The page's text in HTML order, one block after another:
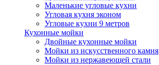
Маленькие угловые кухни
Угловая кухня эконом
Угловые кухни 9 метров
Кухонные мойки
Двойные кухонные мойки
Мойки из искусственного камня
Мойки из нержавеющей стали